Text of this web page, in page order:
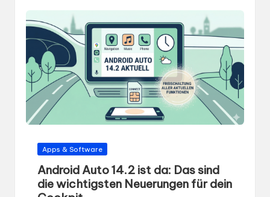
Gepostet
Apps & Software
Android Auto 14.2 ist da: Das sind
die wichtigsten Neuerungen für dein